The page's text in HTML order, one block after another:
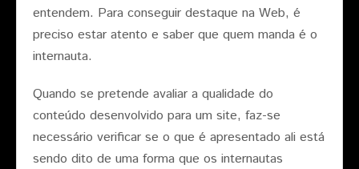
entendem. Para conseguir destaque na Web, é
preciso estar atento e saber que quem manda é o
internauta.
Quando se pretende avaliar a qualidade do
conteúdo desenvolvido para um site, faz-se
necessário verificar se o que é apresentado ali está
sendo dito de uma forma que os internautas